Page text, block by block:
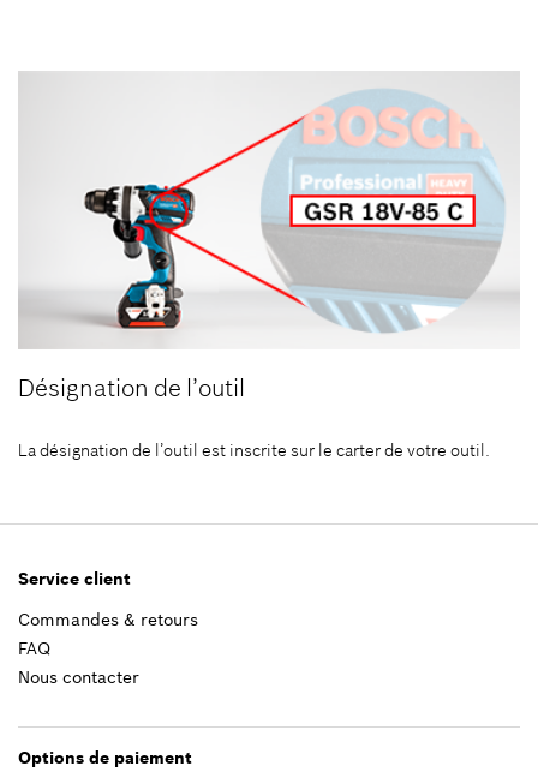
Désignation de l’outil
La désignation de l’outil est inscrite sur le carter de votre outil.
Service client
Commandes & retours
FAQ
Nous contacter
Options de paiement